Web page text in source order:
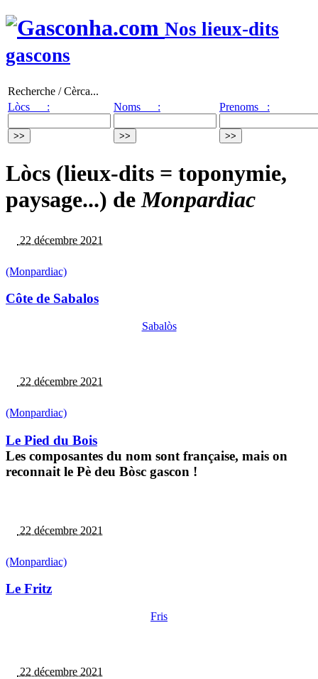
Nos lieux-dits
gascons
Recherche / Cèrca...
Lòcs :
Noms : Prenoms :
Lòcs (lieux-dits = toponymie,
paysage...) deMonpardiac
22 décembre 2021
(Monpardiac)
Côte de Sabalos
Sabalòs
22 décembre 2021
(Monpardiac)
Le Pied du Bois
Les composantes du nom sont française, mais on
reconnait le Pè deu Bòsc gascon !
22 décembre 2021
(Monpardiac)
Le Fritz
Fris
22 décembre 2021